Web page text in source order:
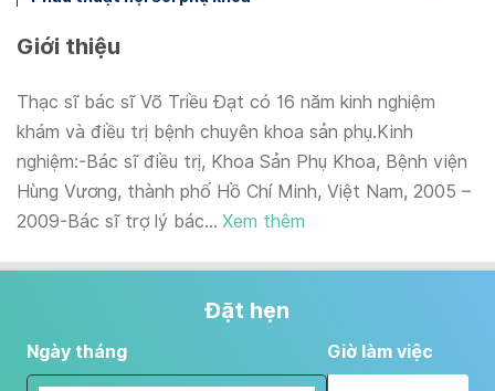
Giới thiệu
Thạc sĩ bác sĩ Võ Triều Đạt có 16 năm kinh nghiệm
khám và điều trị bệnh chuyên khoa sản phụ.Kinh
nghiệm:-Bác sĩ điều trị, Khoa Sản Phụ Khoa, Bệnh viện
Hùng Vương, thành phố Hồ Chí Minh, Việt Nam, 2005 –
2009-Bác sĩ trợ lý bác... Xem thêm
Đặt hẹn
Ngày tháng Giờ làm việc